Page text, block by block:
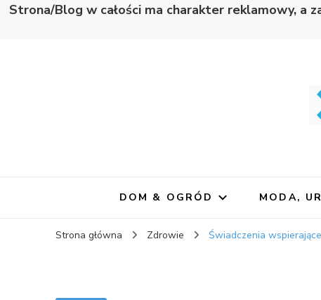
Strona/Blog w całości ma charakter reklamowy, a
DOM & OGRÓD MODA,
Strona główna Zdrowie Świadczenia